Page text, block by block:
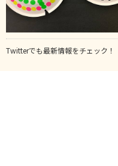
Twitterでも最新情報をチェック！